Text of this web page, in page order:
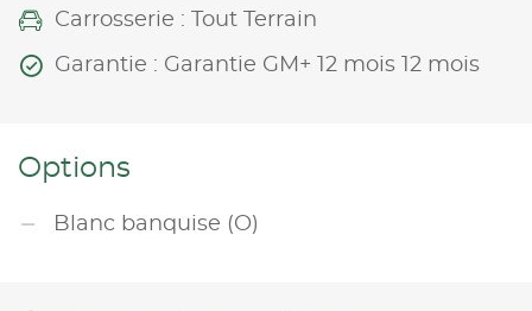
Carrosserie : Tout Terrain
Garantie : Garantie GM+ 12 mois 12 mois
Options
Blanc banquise (O)